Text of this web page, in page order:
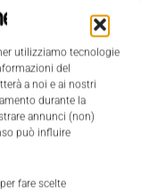
utilizziamo tecnologie
del
a noi e ai nostri
durante la
annunci (non)
può influire
fare scelte
una
sono
a coppia
una serie di
metà degli